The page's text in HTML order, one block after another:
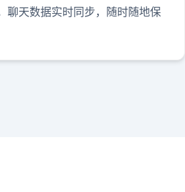
聊天数据实时同步，随时随地保